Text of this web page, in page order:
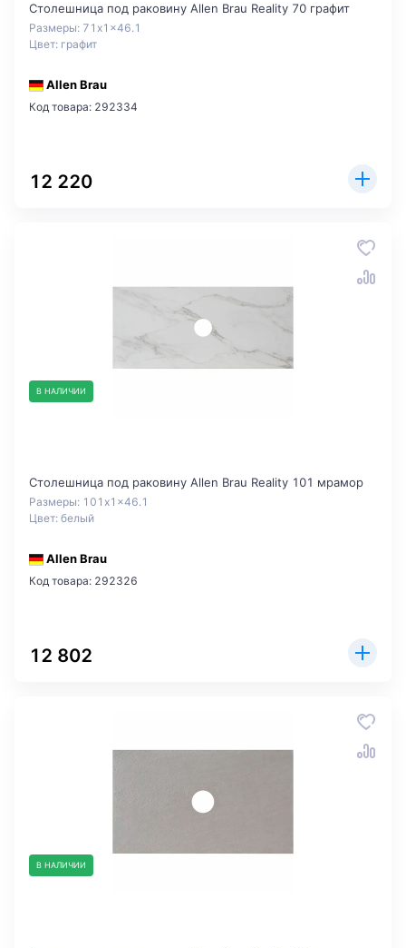
Столешница под раковину Allen Brau Reality 70 графит
Размеры: 71x1x46.1
Цвет: графит
Allen Brau
Код товара: 292334
12 220
В НАЛИЧИИ
Столешница под раковину Allen Brau Reality 101 мрамор
Размеры: 101x1x46.1
Цвет: белый
Allen Brau
Код товара: 292326
12 802
В НАЛИЧИИ